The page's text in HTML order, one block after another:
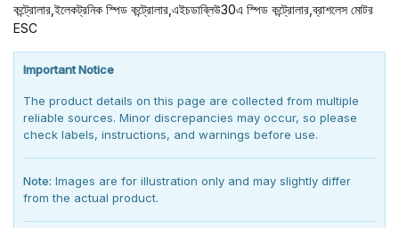
কন্ট্রোলার,ইলেকট্রনিক স্পিড কন্ট্রোলার,এইচডাব্লিউ30এ স্পিড কন্ট্রোলার,ব্রাশলেস মোটর
ESC
Important Notice
The product details on this page are collected from multiple
reliable sources. Minor discrepancies may occur, so please
check labels, instructions, and warnings before use.
Note: Images are for illustration only and may slightly differ
from the actual product.